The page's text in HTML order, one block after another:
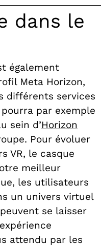
dans le
également
Meta Horizon,
différents services
par exemple
sein d’Horizon
Pour évoluer
VR, le casque
meilleur
les utilisateurs
un univers virtuel
se laisser
attendu par les